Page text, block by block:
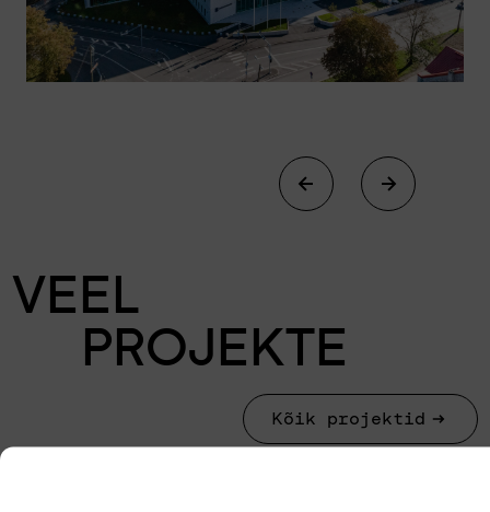
VEEL
PROJEKTE
Kõik projektid